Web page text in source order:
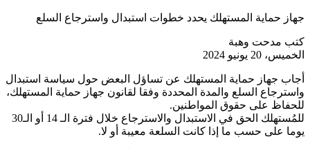
جهاز حماية المستهلك يحدد خطوات استبدال واسترجاع السلع
كتب مدحت وهبة
الخميس، 20 يونيو 2024
أجاب جهاز حماية المستهلك عن تساؤل البعض حول سياسة استبدال
واسترجاع السلع والمدة المحددة وفقا لقانون جهاز حماية المستهلك،
للحفاظ على حقوق المواطنين.
للمُستهلك الحق في الاستبدال والاسترجاع خلال فترة الـ 14 أو الـ30
يوما على حسب ما إذا كانت السلعة معيبة أو لا.